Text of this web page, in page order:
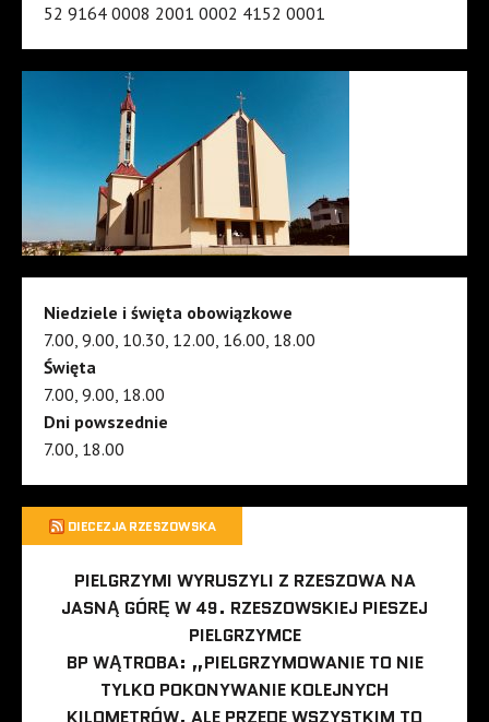
52 9164 0008 2001 0002 4152 0001
Niedziele i święta obowiązkowe
7.00, 9.00, 10.30, 12.00, 16.00, 18.00
Święta
7.00, 9.00, 18.00
Dni powszednie
7.00, 18.00
DIECEZJA RZESZOWSKA
PIELGRZYMI WYRUSZYLI Z RZESZOWA NA
JASNĄ GÓRĘ W 49. RZESZOWSKIEJ PIESZEJ
PIELGRZYMCE
BP WĄTROBA: „PIELGRZYMOWANIE TO NIE
TYLKO POKONYWANIE KOLEJNYCH